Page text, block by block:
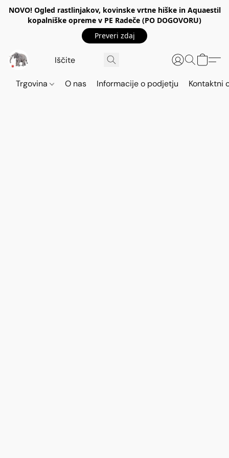
NOVO! Ogled rastlinjakov, kovinske vrtne hiške in Aquaestil
kopalniške opreme v PE Radeče (PO DOGOVORU)
Preveri zdaj
Trgovina O nas Informacije o podjetju Kontaktni